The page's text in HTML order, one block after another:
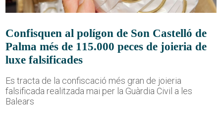
Confisquen al polígon de Son Castelló de
Palma més de 115.000 peces de joieria de
luxe falsificades
Es tracta de la confiscació més gran de joieria
falsificada realitzada mai per la Guàrdia Civil a les
Balears